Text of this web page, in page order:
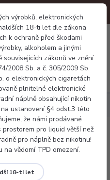
výrobků, elektronických
18-ti let dle zákona
k ochraně před škodami
alkoholem a jinými
souvisejících zákonů ve znění
2008 Sb. a č. 305/2009 Sb.
o elektronických cigaretách
plnitelné elektronické
náplně obsahující nikotin
ustanovení §4 odst.3 této
že námi prodávané
pro liquid větší než
pro náplně bez nikotinu!
vědomí TPD omezení.
18-ti let
Menu
0 Kč
VMATE Pro